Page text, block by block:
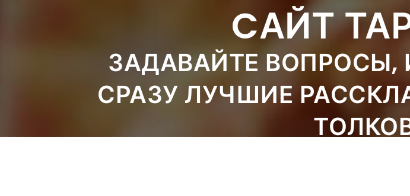
CАЙТ
ЗАДАВАЙТЕ ВОПРОСЫ,
СРАЗУ ЛУЧШИЕ